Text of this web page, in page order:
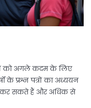
को अगले कदम के लिए
के प्रश्न पत्रों का अध्ययन
कर सकते हैं और अधिक से